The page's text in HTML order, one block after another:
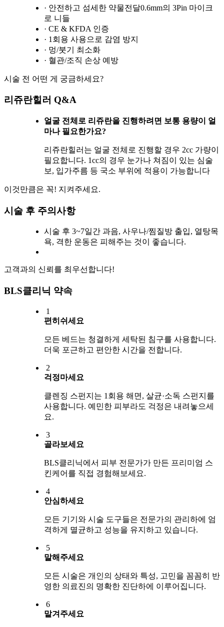
· 안전하고 섬세한 약물전달0.6mm의 3Pin 마이크
로 니들
· CE & KFDA 인증
· 1회용 사용으로 감염 방지
· 멍/붓기 최소화
· 혈관/조직 손상 예방
시술 전 어떤 게 궁금하세요?
리쥬란힐러 Q&A
얼굴 전체로 리쥬란을 진행하려면 보통 용량이 얼
마나 필요한가요?
리쥬란힐러는 얼굴 전체로 진행할 경우 2cc 가량이
필요합니다. 1cc의 경우 눈가나 쳐짐이 있는 심술
보, 입가주름 등 국소 부위에 적용이 가능합니다
이것만큼은 꼭! 지켜주세요.
시술 후 주의사항
시술 후 3~7일간 과음, 사우나/찜질방 출입, 열탕목
욕, 격한 운동은 피해주는 것이 좋습니다.
고객과의 신뢰를 최우선합니다!
BLS클리닉 약속
1
편히쉬세요
모든 베드는 청결하게 세탁된 침구를 사용합니다.
더욱 포근하고 편안한 시간을 전합니다.
2
걱정마세요
클렌징 스펀지는 1회용 해면, 살균·소독 스펀지를
사용합니다. 예민한 피부라도 걱정은 내려놓으세
요.
3
골라보세요
BLS클리닉에서 피부 전문가가 만든 프리미엄 스
킨케어를 직접 경험해보세요.
4
안심하세요
모든 기기와 시술 도구들은 전문가의 관리하에 엄
격하게 멸균하고 성능을 유지하고 있습니다.
5
말해주세요
모든 시술은 개인의 상태와 특성, 고민을 꼼꼼히 반
영한 의료진의 명확한 진단하에 이루어집니다.
6
맡겨주세요